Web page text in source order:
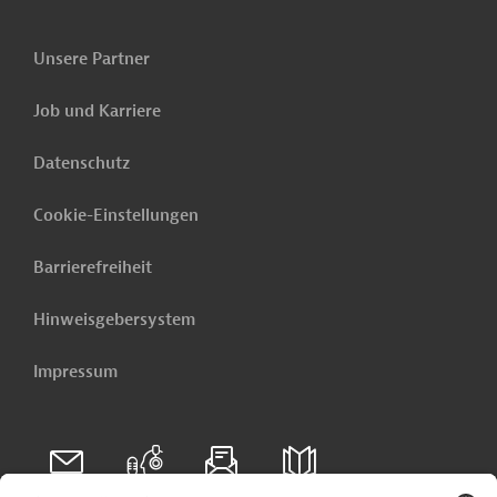
Unsere Partner
Job und Karriere
Datenschutz
Cookie-Einstellungen
Barrierefreiheit
Hinweisgebersystem
Impressum